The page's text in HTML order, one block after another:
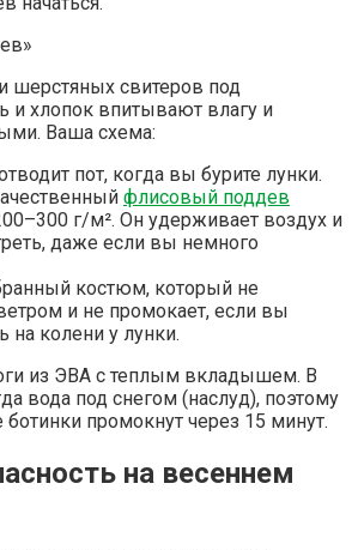
шерстяных свитеров под
и хлопок впитывают влагу и
Ваша схема:
пот, когда вы бурите лунки.
флисовый поддев
г/м². Он удерживает воздух и
даже если вы немного
костюм, который не
и не промокает, если вы
на колени у лунки.
из ЭВА с теплым вкладышем. В
вода под снегом (наслуд), поэтому
промокнут через 15 минут.
на весеннем